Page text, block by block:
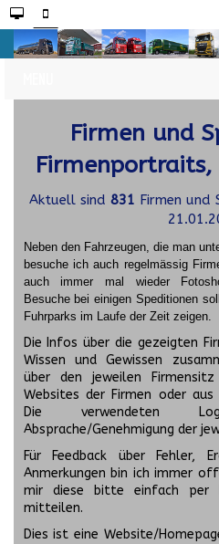
Firmen und
Aktuell sind 831 Firmen und
Neben den Fahrzeugen, die man
besuche ich auch regelmässig
auch immer mal wieder
Besuche bei einigen Speditionen
Fuhrparks im Laufe der Zeit zeigen.
Die Infos über die gezeigten
Wissen und Gewissen
über den jeweilen
Websites der Firmen oder aus
Die verwendeten
Absprache/Genehmigung der
Für Feedback über Fehler,
Anmerkungen bin ich immer
mir diese bitte einfach per
mitteilen.
Dies ist eine Website/